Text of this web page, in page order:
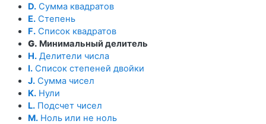
D. Сумма квадратов
E. Степень
F. Список квадратов
G. Минимальный делитель
H. Делители числа
I. Список степеней двойки
J. Сумма чисел
K. Нули
L. Подсчет чисел
M. Ноль или не ноль